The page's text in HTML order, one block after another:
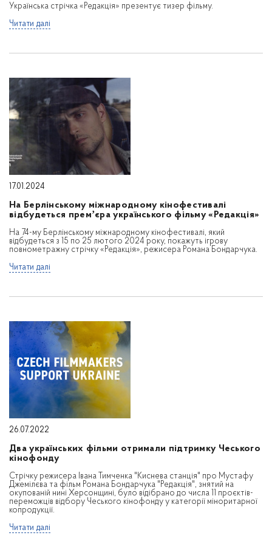
Українська стрічка «Редакція» презентує тизер фільму.
Читати далі
17.01.2024
На Берлінському міжнародному кінофестивалі
відбудеться премʼєра українського фільму «Редакція»
На 74-му Берлінському міжнародному кінофестивалі, який
відбудеться з 15 по 25 лютого 2024 року, покажуть ігрову
повнометражну стрічку «Редакція», режисера Романа Бондарчука.
Читати далі
26.07.2022
Два українських фільми отримали підтримку Чеського
кінофонду
Стрічку режисера Івана Тимченка "Киснева станція" про Мустафу
Джемілєва та фільм Романа Бондарчука "Редакція", знятий на
окупованій нині Херсонщині, було відібрано до числа 11 проєктів-
переможців відбору Чеського кінофонду у категорії міноритарної
копродукції.
Читати далі